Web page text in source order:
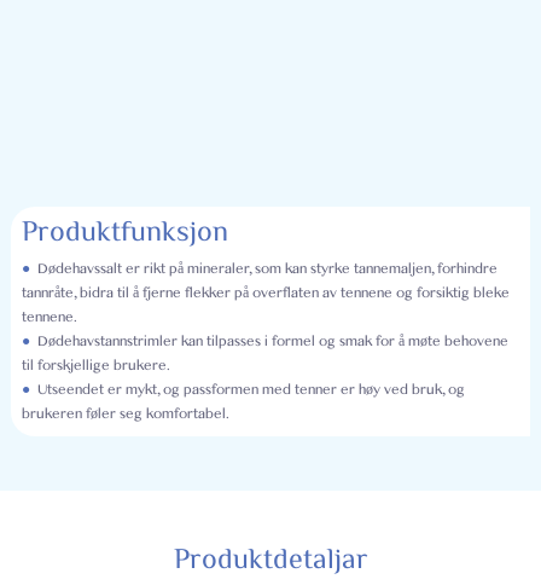
Produktfunksjon
● Dødehavssalt er rikt på mineraler, som kan styrke tannemaljen, forhindre
tannråte, bidra til å fjerne flekker på overflaten av tennene og forsiktig bleke
tennene.
● Dødehavstannstrimler kan tilpasses i formel og smak for å møte behovene
til forskjellige brukere.
● Utseendet er mykt, og passformen med tenner er høy ved bruk, og
brukeren føler seg komfortabel.
Produktdetaljar